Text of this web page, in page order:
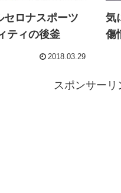
セロナスポーツ
ティの後釜
2018.03.29
気
傷
スポンサーリ